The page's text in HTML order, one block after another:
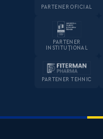
PARTENER OFICIAL
PARTENER
INSTITUȚIONAL
PARTENER TEHNIC